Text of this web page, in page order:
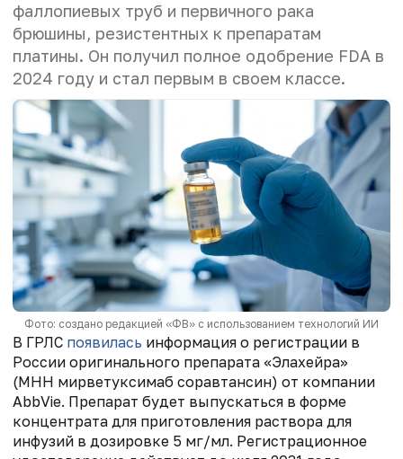
фаллопиевых труб и первичного рака
брюшины, резистентных к препаратам
платины. Он получил полное одобрение FDA в
2024 году и стал первым в своем классе.
Фото: создано редакцией «ФВ» с использованием технологий ИИ
В ГРЛС появилась информация о регистрации в
России оригинального препарата «Элахейра»
(МНН мирветуксимаб соравтансин) от компании
AbbVie. Препарат будет выпускаться в форме
концентрата для приготовления раствора для
инфузий в дозировке 5 мг/мл. Регистрационное